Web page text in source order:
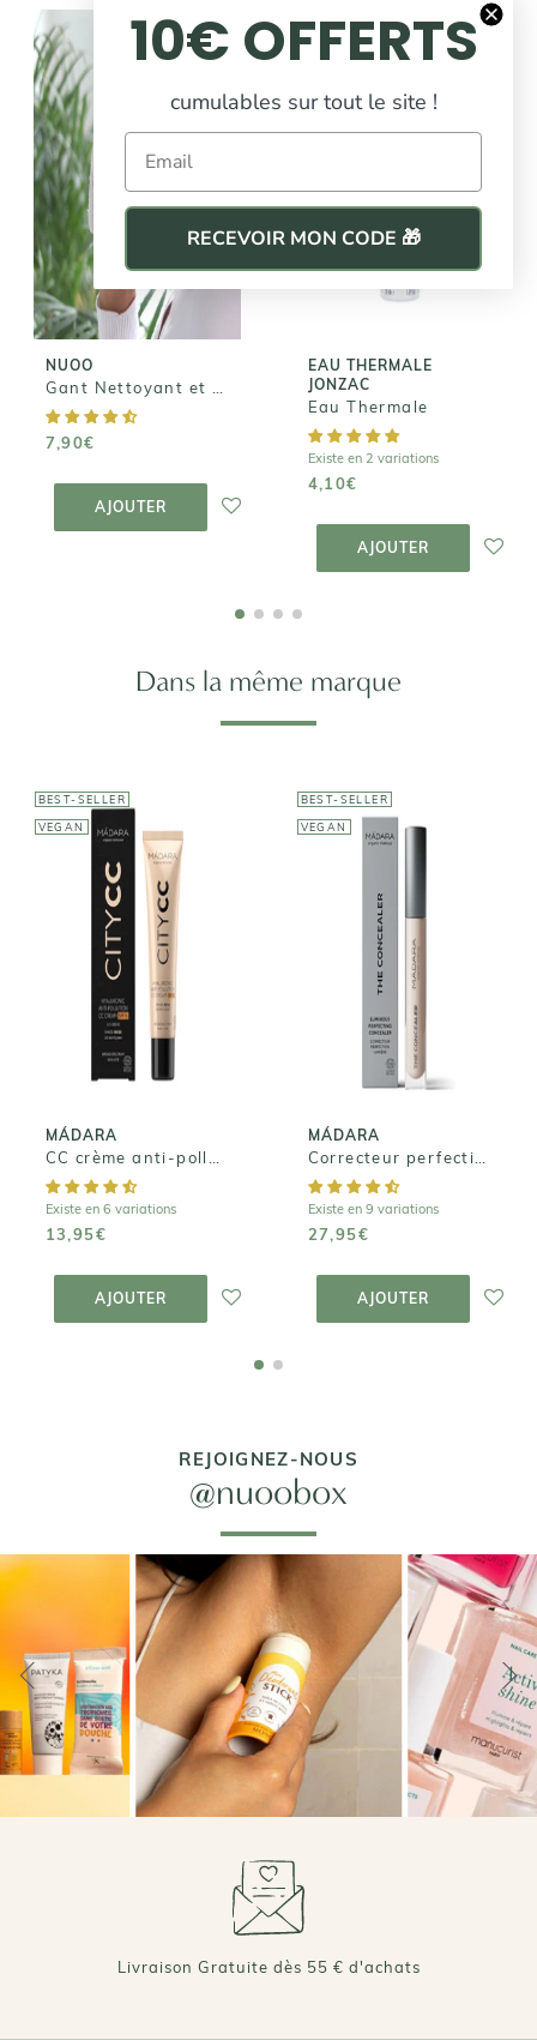
NUOO
7,90€
AJOUTER
NUOO
Gant
Nettoyant et
Démaquillant
7,90€
PANIER
VEGAN
EAU THERMALE
JONZAC
Eau Thermale
Existe en 2 variations
4,10€
AJOUTER
EAU THERMALE
4,10€
PANIER
Dans la même marque
BEST-SELLER
VEGAN
MÁDARA
Existe en 6 variations
13,95€
AJOUTER
MÁDARA
CC crème anti-
pollution
SPF15
13,95€
PANIER
BEST-SELLER
VEGAN
MÁDARA
Existe en 9 variations
27,95€
AJOUTER
MÁDARA
Correcteur
perfectionnant
lumineux
27,95€
PANIER
REJOIGNEZ-NOUS
@nuoobox
Livraison Gratuite dès 55 € d'achats
10€ OFFERTS
cumulables sur tout le site !
Email
RECEVOIR MON CODE 🎁